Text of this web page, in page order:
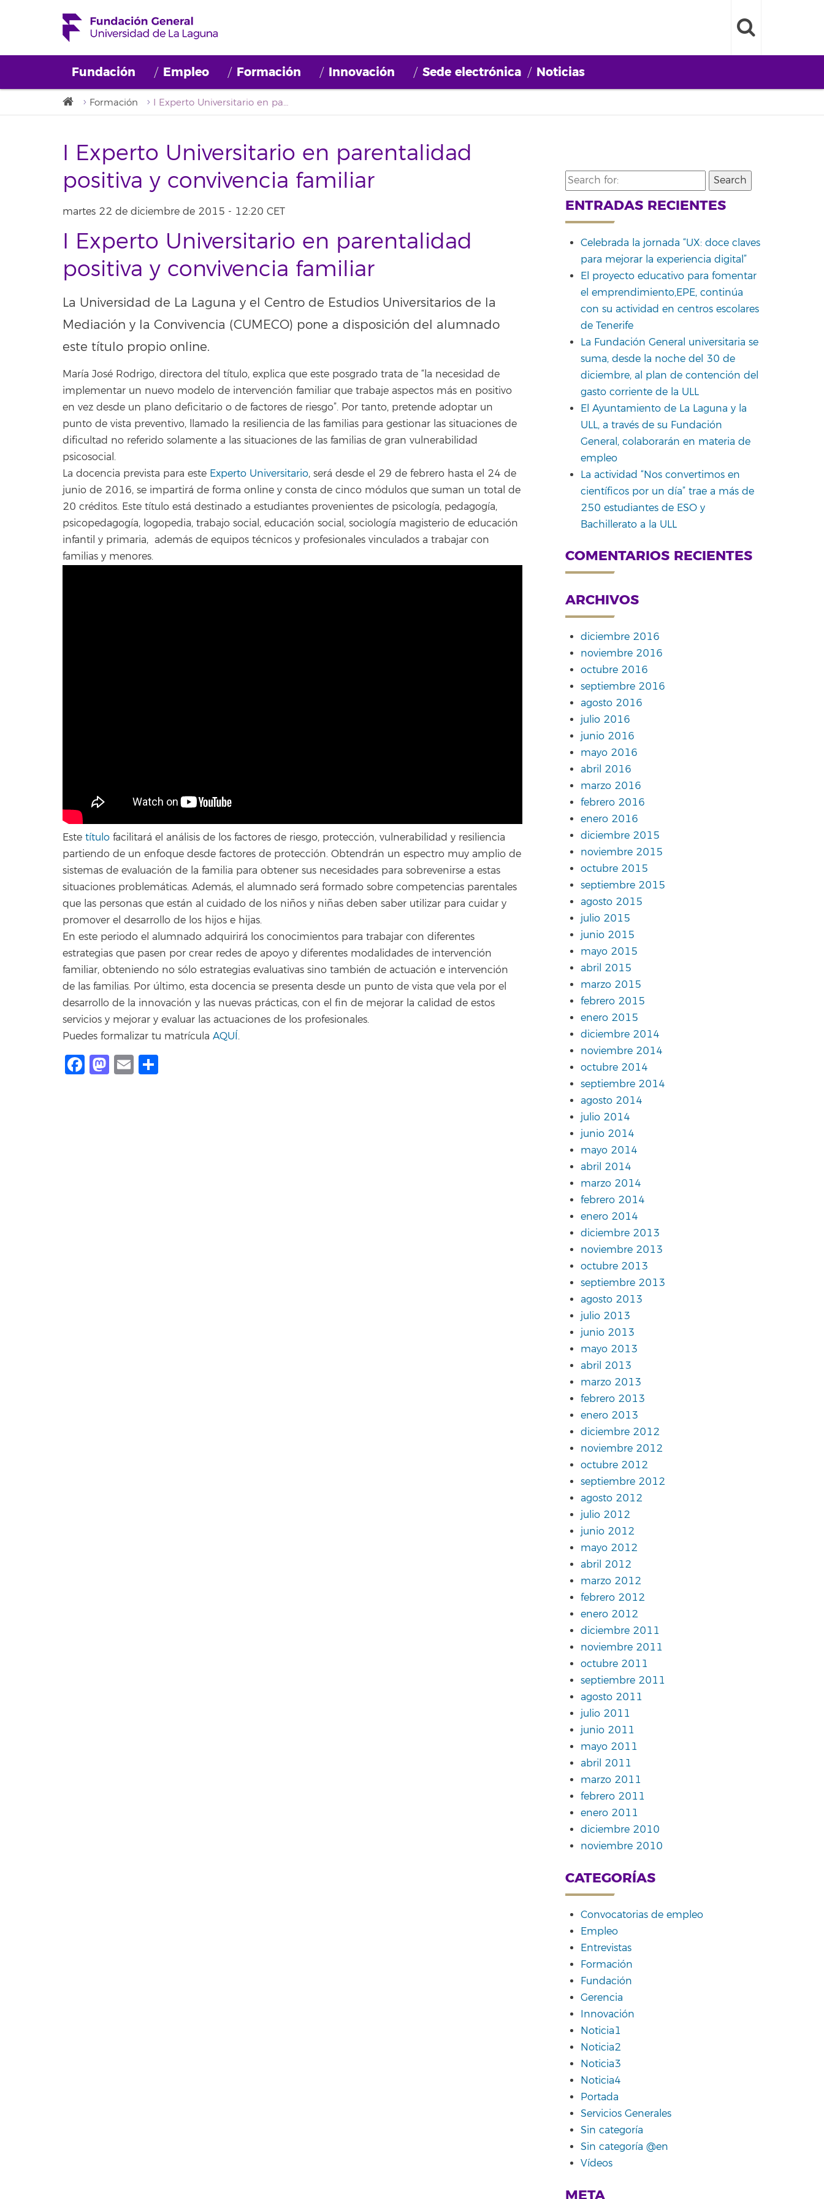
Fundación Empleo Formación Innovación Sede electrónica Noticias
Formación I Experto Universitario en parentalidad positiva y convivencia familiar
I Experto Universitario en parentalidad
positiva y convivencia familiar
martes 22 de diciembre de 2015 - 12:20 CET
I Experto Universitario en parentalidad
positiva y convivencia familiar
La Universidad de La Laguna y el Centro de Estudios Universitarios de la
Mediación y la Convivencia (CUMECO) pone a disposición del alumnado
este título propio online.
María José Rodrigo, directora del título, explica que este posgrado trata de “la necesidad de
implementar un nuevo modelo de intervención familiar que trabaje aspectos más en positivo
en vez desde un plano deficitario o de factores de riesgo”. Por tanto, pretende adoptar un
punto de vista preventivo, llamado la resiliencia de las familias para gestionar las situaciones de
dificultad no referido solamente a las situaciones de las familias de gran vulnerabilidad
psicosocial.
La docencia prevista para este Experto Universitario, será desde el 29 de febrero hasta el 24 de
junio de 2016, se impartirá de forma online y consta de cinco módulos que suman un total de
20 créditos. Este título está destinado a estudiantes provenientes de psicología, pedagogía,
psicopedagogía, logopedia, trabajo social, educación social, sociología magisterio de educación
infantil y primaria, además de equipos técnicos y profesionales vinculados a trabajar con
familias y menores.
Este título facilitará el análisis de los factores de riesgo, protección, vulnerabilidad y resiliencia
partiendo de un enfoque desde factores de protección. Obtendrán un espectro muy amplio de
sistemas de evaluación de la familia para obtener sus necesidades para sobrevenirse a estas
situaciones problemáticas. Además, el alumnado será formado sobre competencias parentales
que las personas que están al cuidado de los niños y niñas deben saber utilizar para cuidar y
promover el desarrollo de los hijos e hijas.
En este periodo el alumnado adquirirá los conocimientos para trabajar con diferentes
estrategias que pasen por crear redes de apoyo y diferentes modalidades de intervención
familiar, obteniendo no sólo estrategias evaluativas sino también de actuación e intervención
de las familias. Por último, esta docencia se presenta desde un punto de vista que vela por el
desarrollo de la innovación y las nuevas prácticas, con el fin de mejorar la calidad de estos
servicios y mejorar y evaluar las actuaciones de los profesionales.
Puedes formalizar tu matrícula AQUÍ.
Facebook
Mastodon
Email
Search
for:
ENTRADAS RECIENTES
Celebrada la jornada “UX: doce claves
para mejorar la experiencia digital”
El proyecto educativo para fomentar
el emprendimiento,EPE, continúa
con su actividad en centros escolares
de Tenerife
La Fundación General universitaria se
suma, desde la noche del 30 de
diciembre, al plan de contención del
gasto corriente de la ULL
El Ayuntamiento de La Laguna y la
ULL, a través de su Fundación
General, colaborarán en materia de
empleo
La actividad “Nos convertimos en
científicos por un día” trae a más de
250 estudiantes de ESO y
Bachillerato a la ULL
COMENTARIOS RECIENTES
ARCHIVOS
diciembre 2016
noviembre 2016
octubre 2016
septiembre 2016
agosto 2016
julio 2016
junio 2016
mayo 2016
abril 2016
marzo 2016
febrero 2016
enero 2016
diciembre 2015
noviembre 2015
octubre 2015
septiembre 2015
agosto 2015
julio 2015
junio 2015
mayo 2015
abril 2015
marzo 2015
febrero 2015
enero 2015
diciembre 2014
noviembre 2014
octubre 2014
septiembre 2014
agosto 2014
julio 2014
junio 2014
mayo 2014
abril 2014
marzo 2014
febrero 2014
enero 2014
diciembre 2013
noviembre 2013
octubre 2013
septiembre 2013
agosto 2013
julio 2013
junio 2013
mayo 2013
abril 2013
marzo 2013
febrero 2013
enero 2013
diciembre 2012
noviembre 2012
octubre 2012
septiembre 2012
agosto 2012
julio 2012
junio 2012
mayo 2012
abril 2012
marzo 2012
febrero 2012
enero 2012
diciembre 2011
noviembre 2011
octubre 2011
septiembre 2011
agosto 2011
julio 2011
junio 2011
mayo 2011
abril 2011
marzo 2011
febrero 2011
enero 2011
diciembre 2010
noviembre 2010
CATEGORÍAS
Convocatorias de empleo
Empleo
Entrevistas
Formación
Fundación
Gerencia
Innovación
Noticia1
Noticia2
Noticia3
Noticia4
Portada
Servicios Generales
Sin categoría
Sin categoría @en
Vídeos
META